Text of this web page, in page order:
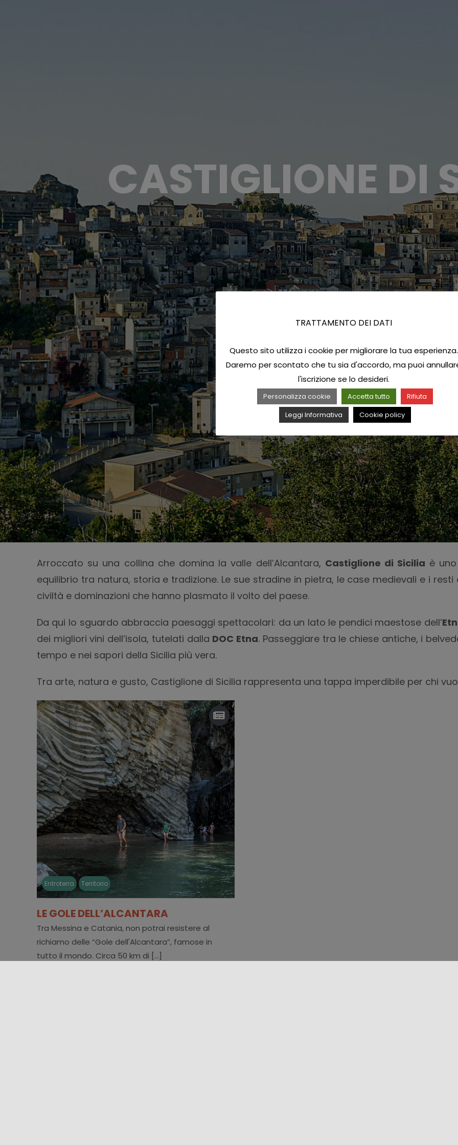
CASTIGLIONE DI
Arroccato su una collina che domina la valle dell’Alcantara, Castiglione di Sicilia è
equilibrio tra natura, storia e tradizione. Le sue stradine in pietra, le case medievali e i
civiltà e dominazioni che hanno plasmato il volto del paese.
Da qui lo sguardo abbraccia paesaggi spettacolari: da un lato le pendici maestose dell’
dei migliori vini dell’isola, tutelati dalla DOC Etna. Passeggiare tra le chiese antiche, i
tempo e nei sapori della Sicilia più vera.
Tra arte, natura e gusto, Castiglione di Sicilia rappresenta una tappa imperdibile per chi
Entroterra Territorio
LE GOLE DELL’ALCANTARA
Tra Messina e Catania, non potrai resistere al
richiamo delle “Gole dell'Alcantara”, famose in
tutto il mondo. Circa 50 km di [...]
TRATTAMENTO DEI DATI
Questo sito utilizza i cookie per migliorare la tua esperienza.
Daremo per scontato che tu sia d'accordo, ma puoi
l'iscrizione se lo desideri.
Personalizza cookie Accetta tutto
Rifiuta
Leggi Informativa
Cookie policy